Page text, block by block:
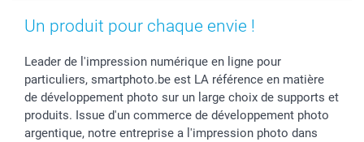
Saint-Valentin
Gestion des cookies
Investisseurs
Droit de rétractation
Grandes Quantités
Un produit pour chaque envie !
Leader de l'impression numérique en ligne pour
particuliers, smartphoto.be est LA référence en matière
de développement photo sur un large choix de supports et
produits. Issue d'un commerce de développement photo
argentique, notre entreprise a l'impression photo dans